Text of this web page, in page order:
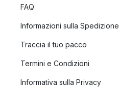
FAQ
Informazioni sulla Spedizione
Traccia il tuo pacco
Termini e Condizioni
Informativa sulla Privacy